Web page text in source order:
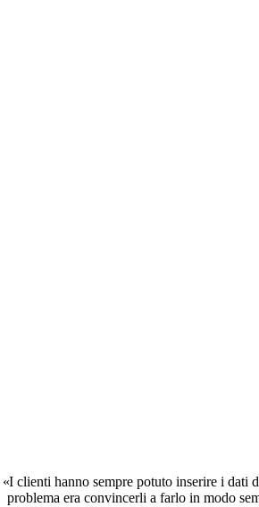
I clienti hanno sempre potuto inserire i dati
problema era convincerli a farlo in modo